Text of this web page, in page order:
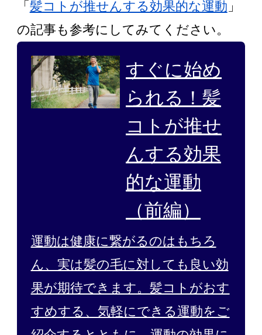
「 髪コトが推せんする効果的な運動 」
の記事も参考にしてみてください。
すぐに始め
られる！髪
コトが推せ
んする効果
的な運動
（前編）
運動は健康に繋がるのはもちろ
ん、実は髪の毛に対しても良い効
果が期待できます。髪コトがおす
すめする、気軽にできる運動をご